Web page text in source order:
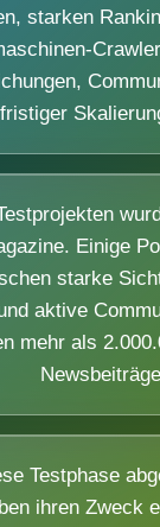
starken
Einige
starke
aktive
mehr als
Testphase
ihren Zweck